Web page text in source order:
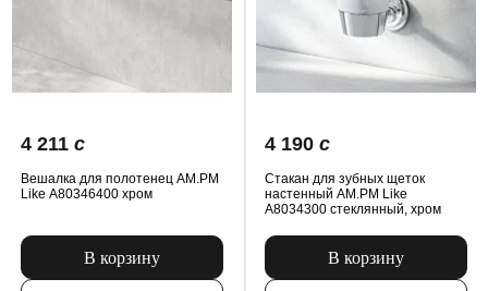
4 211 c
Вешалка для полотенец AM.PM
Like A80346400 хром
В корзину
4 190 c
Стакан для зубных щеток
настенный AM.PM Like
A8034300 стеклянный, хром
В корзину